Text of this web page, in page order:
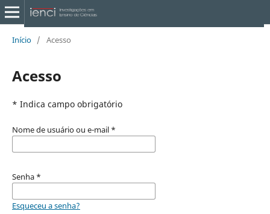
Início / Acesso
Acesso
* Indica campo obrigatório
Nome de usuário ou e-mail *
Senha *
Esqueceu a senha?